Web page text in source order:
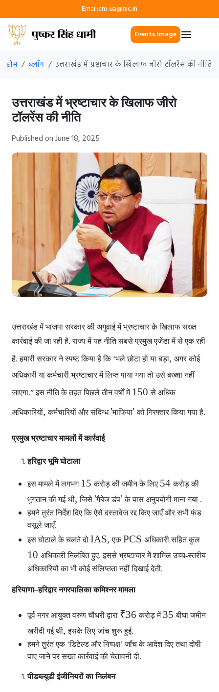
Email:cm-ua@nic.in
Events Image
होम ब्लॉग उत्तराखंड में भ्रष्टाचार के खिलाफ जीरो टॉलरेंस की नीति
उत्तराखंड में भ्रष्टाचार के खिलाफ जीरो
टॉलरेंस की नीति
Published on June 18, 2025
उत्तराखंड में भाजपा सरकार की अगुवाई में भ्रष्टाचार के खिलाफ सख्त
कार्रवाई की जा रही है. राज्य में यह नीति सबसे प्रमुख एजेंडा में से एक रही
है. हमारी सरकार ने स्पष्ट किया है कि ‘भले छोटा हो या बड़ा, अगर कोई
अधिकारी या कर्मचारी भ्रष्टाचार में लिप्त पाया गया तो उसे बख्शा नहीं
जाएगा.” इस नीति के तहत पिछले तीन वर्षों में 150से अधिक
अधिकारियों,कर्मचारियों और संदिग्ध 'माफिया'को गिरफ्तार किया गया है.
प्रमुख भ्रष्टाचार मामलों में कार्रवाई
हरिद्वार भूमि घोटाला
इस मामले में लगभग 15करोड़ की जमीन के लिए 54करोड़ की
भुगतान की गई थी,जिसे 'गैबेज डंप'के पास अनुपयोगी माना गया .
हमने तुरंत निर्देश दिए कि ऐसे दस्तावेज रद्द किए जाएँ और सभी फंड
वसूले जाएँ.
इस घोटाले के चलते दो IAS,एकPCS अधिकारी सहित कुल
10 अधिकारी निलंबित हुए. इससे भ्रष्टाचार में शामिल उच्च-स्तरीय
अधिकारियों का भी कोई संलिप्तता नहीं दिखाई देती.
हरियाणा–हरिद्वार नगरपालिका कमिश्नर मामला
पूर्व नगर आयुक्त वरुण चौधरी द्वारा ₹36करोड़ में 35बीघा जमीन
खरीदी गई थी,इसके लिए जांच शुरू हुई.
हमने तुरंत एक ‘डिटेल्ड और निष्पक्ष’ जाँच के आदेश दिए तथा दोषी
पाए जाने पर सख्त कार्रवाई की चेतावनी दी.
पीडब्ल्यूडी इंजीनियरों का निलंबन